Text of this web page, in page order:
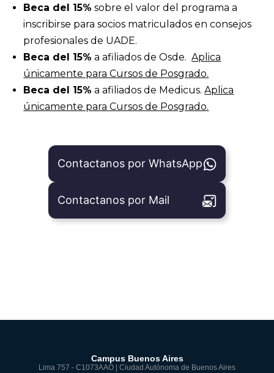
Beca del 15% sobre el valor del programa a
inscribirse para socios matriculados en consejos
profesionales de UADE.
Beca del 15% a afiliados de Osde.Aplica
únicamente para Cursos de Posgrado.
Beca del 15% a afiliados de Medicus.Aplica
únicamente para Cursos de Posgrado.
Contactanos por WhatsApp
Contactanos por Mail
Campus Buenos Aires
Lima 757 - C1073AAO | Ciudad Autónoma de Buenos Aires